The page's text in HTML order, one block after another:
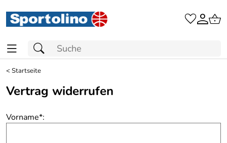
<Startseite
Vertrag widerrufen
Vorname*: